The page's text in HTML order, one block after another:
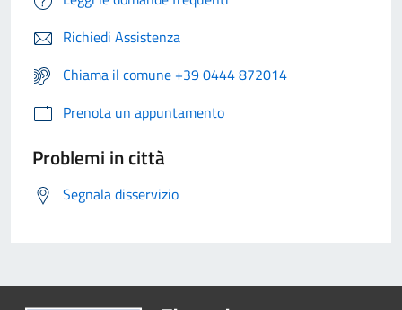
Richiedi Assistenza
Chiama il comune +39 0444 872014
Prenota un appuntamento
Problemi in città
Segnala disservizio